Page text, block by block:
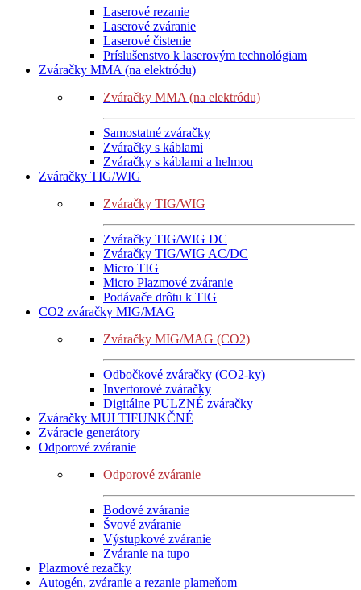
Laserové rezanie
Laserové zváranie
Laserové čistenie
Príslušenstvo k laserovým technológiam
Zváračky MMA (na elektródu)
Zváračky MMA (na elektródu)
Samostatné zváračky
Zváračky s káblami
Zváračky s káblami a helmou
Zváračky TIG/WIG
Zváračky TIG/WIG
Zváračky TIG/WIG DC
Zváračky TIG/WIG AC/DC
Micro TIG
Micro Plazmové zváranie
Podávače drôtu k TIG
CO2 zváračky MIG/MAG
Zváračky MIG/MAG (CO2)
Odbočkové zváračky (CO2-ky)
Invertorové zváračky
Digitálne PULZNÉ zváračky
Zváračky MULTIFUNKČNÉ
Zváracie generátory
Odporové zváranie
Odporové zváranie
Bodové zváranie
Švové zváranie
Výstupkové zváranie
Zváranie na tupo
Plazmové rezačky
Autogén, zváranie a rezanie plameňom